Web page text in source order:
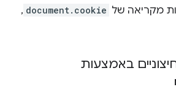
מקריאה של document.cookie
,
באמצעות